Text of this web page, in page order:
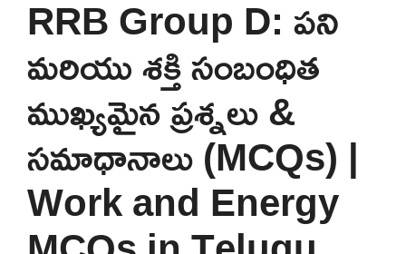
RRB Group D: పని
మరియు శక్తి సంబంధిత
ముఖ్యమైన ప్రశ్నలు &
సమాధానాలు (MCQs) |
Work and Energy